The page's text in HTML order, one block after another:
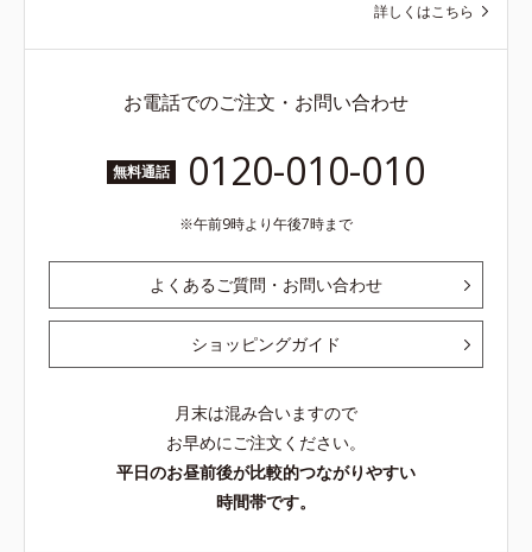
詳しくはこちら
お電話でのご注文・お問い合わせ
無料通話 0120-010-010
午前9時より午後7時まで
よくあるご質問・お問い合わせ
ショッピングガイド
月末は混み合いますので
お早めにご注文ください。
平日のお昼前後が比較的つながりやすい
時間帯です。